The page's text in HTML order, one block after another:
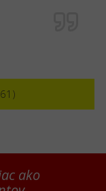
ako